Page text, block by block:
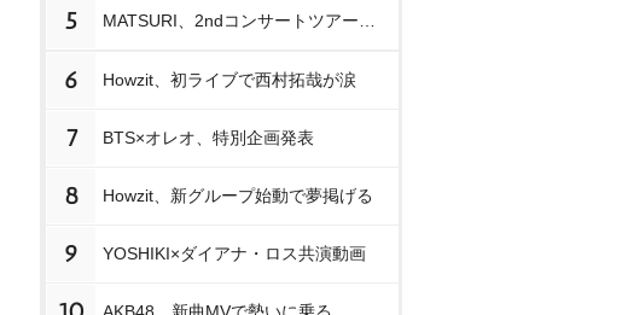
5
6 Howzit、初ライブで西村拓哉が涙
7 BTS×オレオ、特別企画発表
8 Howzit、新グループ始動で夢掲げる
9 YOSHIKI×ダイアナ・ロス共演動画